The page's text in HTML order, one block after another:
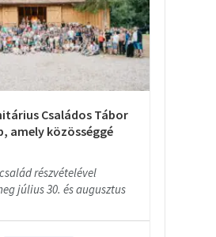
Családos Tábor
amely közösséggé
részvételével
július 30. és augusztus